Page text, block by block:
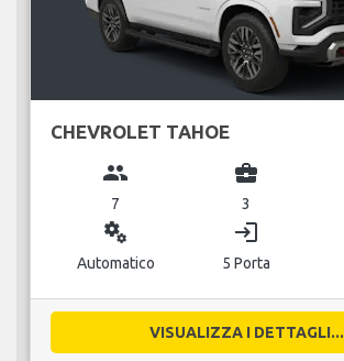
CHEVROLET TAHOE
group
7
business_center
3
miscellaneous_services
Automatico
login
5 Porta
VISUALIZZA I DETTAGLI...